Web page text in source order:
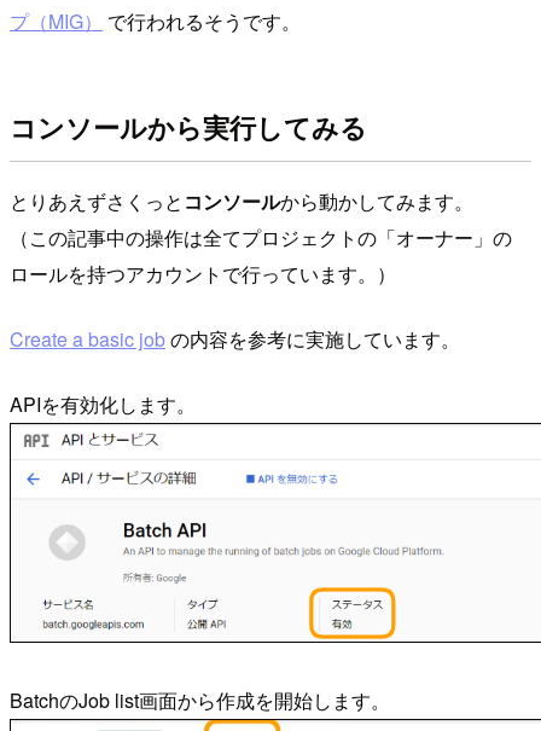
プ（MIG）
で行われるそうです。
コンソールから実行してみる
とりあえずさくっと コンソールから動かしてみます。
（この記事中の操作は全てプロジェクトの「オーナー」の
ロールを持つアカウントで行っています。）
Create a basic jobの内容を参考に実施しています。
APIを有効化します。
BatchのJob list画面から作成を開始します。